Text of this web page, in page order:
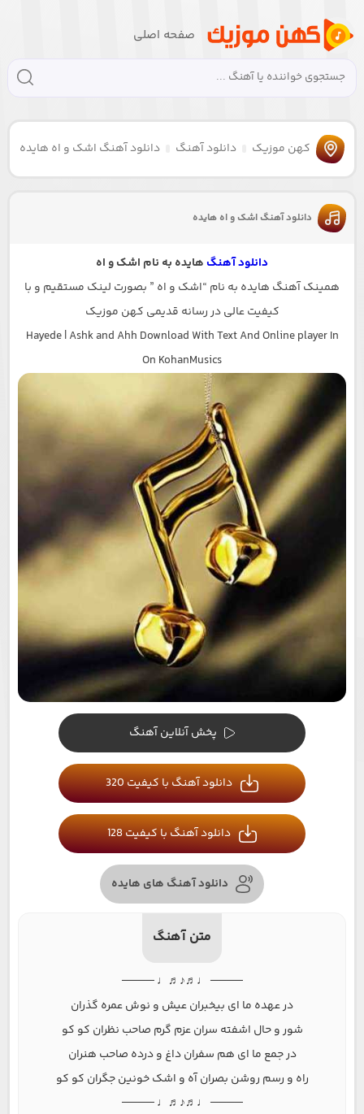
صفحه اصلی
کهن موزیک دانلود آهنگ دانلود آهنگ اشک و اه هایده
دانلود آهنگ اشک و اه هایده
دانلود آهنگ هایده به نام اشک و اه
همینک آهنگ هایده به نام “اشک و اه ” بصورت لینک مستقیم و با
کیفیت عالی در رسانه قدیمی کهن موزیک
Hayede | Ashk and Ahh Download With Text And Online player In
On KohanMusics
پخش آنلاین آهنگ
دانلود آهنگ با کیفیت 320
دانلود آهنگ با کیفیت 128
دانلود آهنگ های هایده
متن آهنگ
──── ♩♬♪♬♩ ────
در عهده ما ای بیخبران عیش و نوش عمره گذران
شور و حال اشفته سران عزم گرم صاحب نظران کو کو
در جمع ما ای هم سفران داغ و درده صاحب هنران
راه و رسم روشن بصران آه و اشک خونین جگران کو کو
──── ♩♬♪♬♩ ────